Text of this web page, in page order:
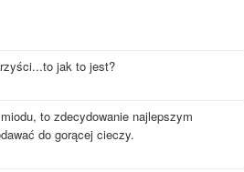
jak to jest?
to zdecydowanie najlepszym
do gorącej cieczy.